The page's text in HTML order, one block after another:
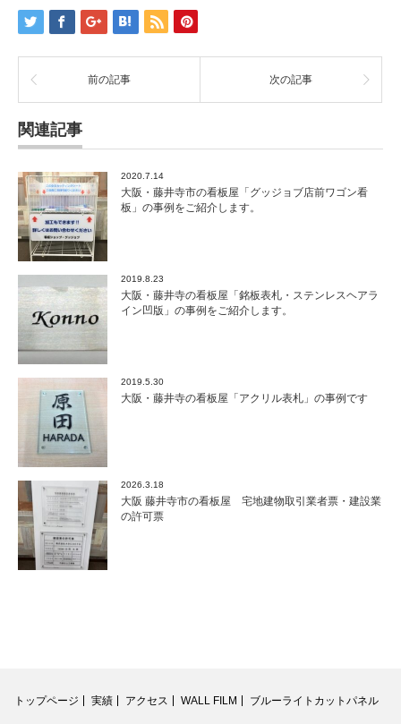
前の記事 次の記事
関連記事
2020.7.14
大阪・藤井寺市の看板屋「グッジョブ店前ワゴン看
板」の事例をご紹介します。
2019.8.23
大阪・藤井寺の看板屋「銘板表札・ステンレスヘアラ
イン凹版」の事例をご紹介します。
2019.5.30
大阪・藤井寺の看板屋「アクリル表札」の事例です
2026.3.18
大阪 藤井寺市の看板屋 宅地建物取引業者票・建設業
の許可票
トップページ 実績 アクセス WALL FILM ブルーライトカットパネル